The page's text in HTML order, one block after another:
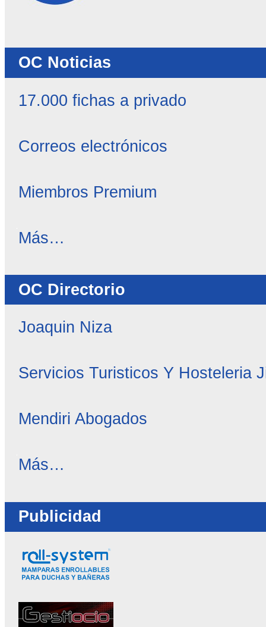
OC Noticias
17.000 fichas a privado
Correos electrónicos
Miembros Premium
OC
Más…
OC Directorio
Joaquin Niza
Servicios Turisticos Y Hosteleria
Mendiri Abogados
OC
Más…
Publicidad